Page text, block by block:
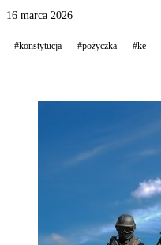
16 marca 2026
#konstytucja #pożyczka #ke